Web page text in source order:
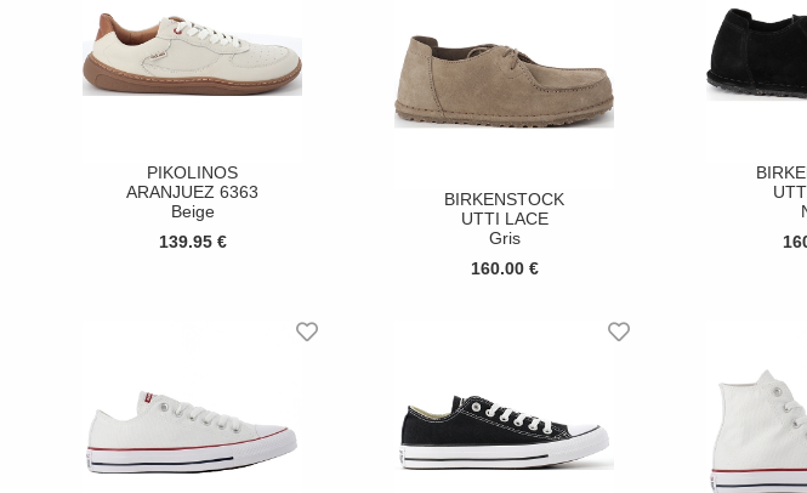
PIKOLINOS
ARANJUEZ 6363
Beige
139.95 €
BIRKENSTOCK
UTTI LACE
Gris
160.00 €